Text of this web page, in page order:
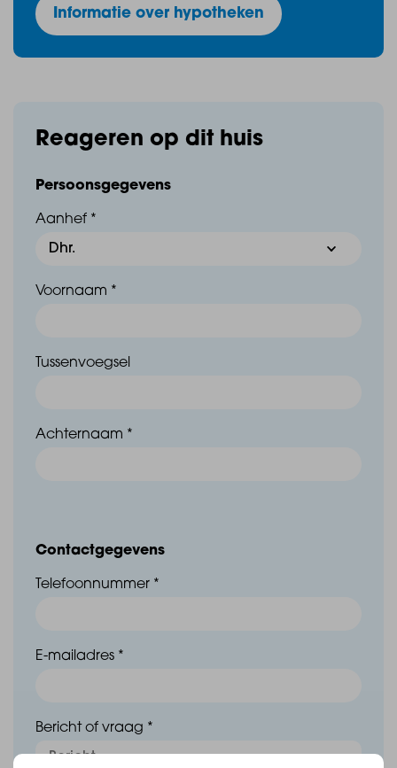
- Woonoppervlakte: 71,1 m²
0166-604 522
Informatie over hypotheken
Reageren op dit huis
Persoonsgegevens
Aanhef *
Voornaam *
Tussenvoegsel
Achternaam *
Contactgegevens
Telefoonnummer *
E-mailadres *
Bericht of vraag *